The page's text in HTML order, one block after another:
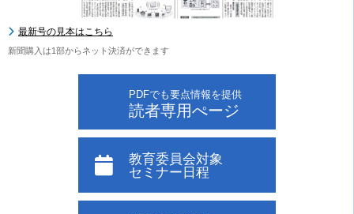
最新号の見本はこちら
新聞購入は1部からネット決済ができます
PDFでも要点情報を提供
読者専用ぺージ
教育委員会対象
セミナー日程